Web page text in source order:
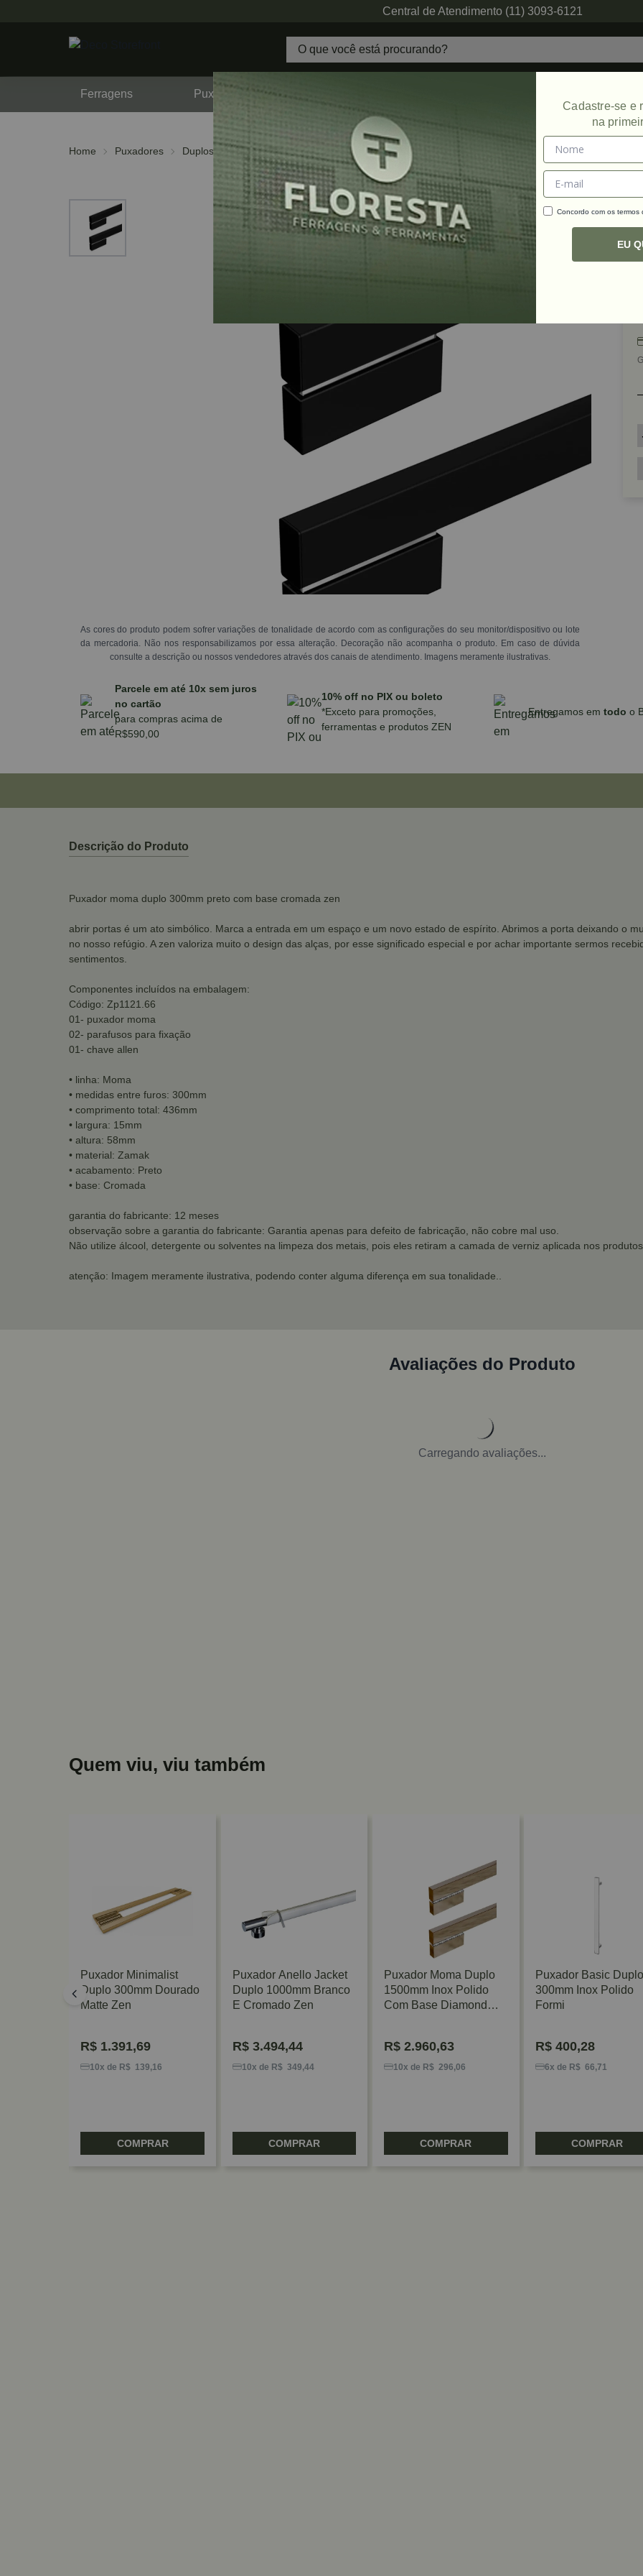
Central de Atendimento (11) 3093-6121
Ferragens Puxadores
Home Puxadores Duplos
As cores do produto podem sofrer variações de tonalidade de acordo com as configurações do seu monitor/dispositivo ou lote
da mercadoria. Não nos responsabilizamos por essa alteração. Decoração não acompanha o produto. Em caso de dúvida
consulte a descrição ou nossos vendedores através dos canais de atendimento. Imagens meramente ilustrativas.
Parcele em até 10x sem juros
no cartão
para compras acima de
R$590,00
10% off no PIX ou boleto
*Exceto para promoções,
ferramentas e produtos ZEN
Entregamos em todo o
Descrição do Produto
Puxador moma duplo 300mm preto com base cromada zen
abrir portas é um ato simbólico. Marca a entrada em um espaço e um novo estado de espírito. Abrimos a porta deixando o
no nosso refúgio. A zen valoriza muito o design das alças, por esse significado especial e por achar importante sermos
sentimentos.
Componentes incluídos na embalagem:
Código: Zp1121.66
01- puxador moma
02- parafusos para fixação
01- chave allen
• linha: Moma
• medidas entre furos: 300mm
• comprimento total: 436mm
• largura: 15mm
• altura: 58mm
• material: Zamak
• acabamento: Preto
• base: Cromada
garantia do fabricante: 12 meses
observação sobre a garantia do fabricante: Garantia apenas para defeito de fabricação, não cobre mal uso.
Não utilize álcool, detergente ou solventes na limpeza dos metais, pois eles retiram a camada de verniz aplicada nos
atenção: Imagem meramente ilustrativa, podendo conter alguma diferença em sua tonalidade..
Avaliações do Produto
Carregando avaliações...
Quem viu, viu também
Puxador Minimalist
Duplo 300mm Dourado
Matte Zen
R$ 1.391,69
10x de R$ 139,16
COMPRAR
Puxador Anello Jacket
Duplo 1000mm Branco
E Cromado Zen
R$3.494,44
10x de R$ 349,44
COMPRAR
Puxador Moma Duplo
1500mm Inox Polido
Com Base Diamond
R$2.960,63
10x de R$ 296,06
COMPRAR
Puxador Basic Duplo
300mm Inox Polido
Formi
R$400,28
6x de R$ 66,71
COMPRAR
Cadastre-se e
na
Concordo com os termos
EU